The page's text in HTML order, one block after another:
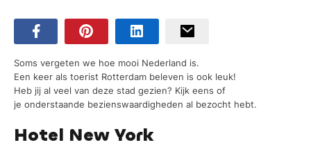
Soms vergeten we hoe mooi Nederland is.
Een keer als toerist Rotterdam beleven is ook leuk!
Heb jij al veel van deze stad gezien? Kijk eens of
je onderstaande bezienswaardigheden al bezocht hebt.
Hotel New York